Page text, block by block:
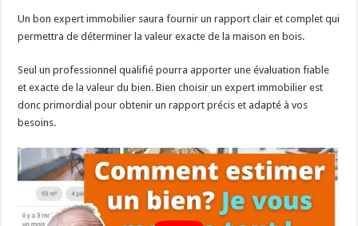
Un bon expert immobilier saura fournir un rapport clair et complet qui
permettra de déterminer la valeur exacte de la maison en bois.
Seul un professionnel qualifié pourra apporter une évaluation fiable
et exacte de la valeur du bien. Bien choisir un expert immobilier est
donc primordial pour obtenir un rapport précis et adapté à vos
besoins.